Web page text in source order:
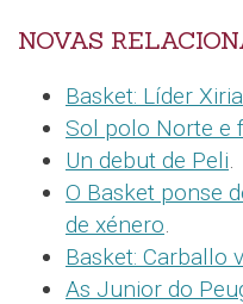
NOVAS
Basket: Líder Xiria
Sol polo Norte e
Un debut de Peli
O Basket ponse
de xénero
Basket: Carballo
As Junior do